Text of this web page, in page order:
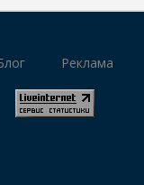
Реклама